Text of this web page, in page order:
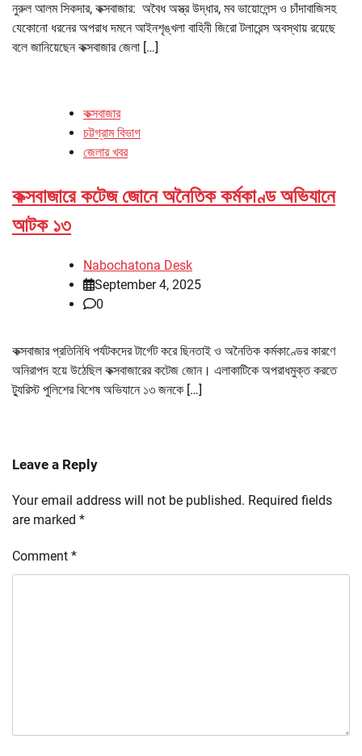
নুরুল আলম সিকদার, কক্সবাজার: অবৈধ অস্ত্র উদ্ধার, মব ভায়োলেন্স ও চাঁদাবাজিসহ
যেকোনো ধরনের অপরাধ দমনে আইনশৃঙ্খলা বাহিনী জিরো টলারেন্স অবস্থায় রয়েছে
বলে জানিয়েছেন কক্সবাজার জেলা […]
কক্সবাজার
চট্টগ্রাম বিভাগ
জেলার খবর
কক্সবাজারে কটেজ জোনে অনৈতিক কর্মকাণ্ড অভিযানে
আটক ১৩
Nabochatona Desk
September 4, 2025
0
কক্সবাজার প্রতিনিধি পর্যটকদের টার্গেট করে ছিনতাই ও অনৈতিক কর্মকাণ্ডের কারণে
অনিরাপদ হয়ে উঠেছিল কক্সবাজারের কটেজ জোন। এলাকাটিকে অপরাধমুক্ত করতে
ট্যুরিস্ট পুলিশের বিশেষ অভিযানে ১৩ জনকে […]
Leave a Reply
Your email address will not be published. Required fields
are marked *
Comment *